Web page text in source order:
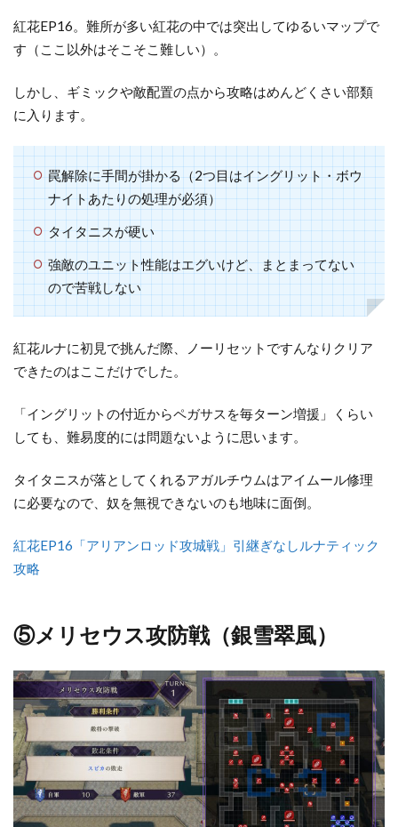
紅花EP16。難所が多い紅花の中では突出してゆるいマップで
す（ここ以外はそこそこ難しい）。
しかし、ギミックや敵配置の点から攻略はめんどくさい部類
に入ります。
罠解除に手間が掛かる（2つ目はイングリット・ボウ
ナイトあたりの処理が必須）
タイタニスが硬い
強敵のユニット性能はエグいけど、まとまってない
ので苦戦しない
紅花ルナに初見で挑んだ際、ノーリセットですんなりクリア
できたのはここだけでした。
「イングリットの付近からペガサスを毎ターン増援」くらい
しても、難易度的には問題ないように思います。
タイタニスが落としてくれるアガルチウムはアイムール修理
に必要なので、奴を無視できないのも地味に面倒。
紅花EP16「アリアンロッド攻城戦」引継ぎなしルナティック
攻略
⑤メリセウス攻防戦（銀雪翠風）